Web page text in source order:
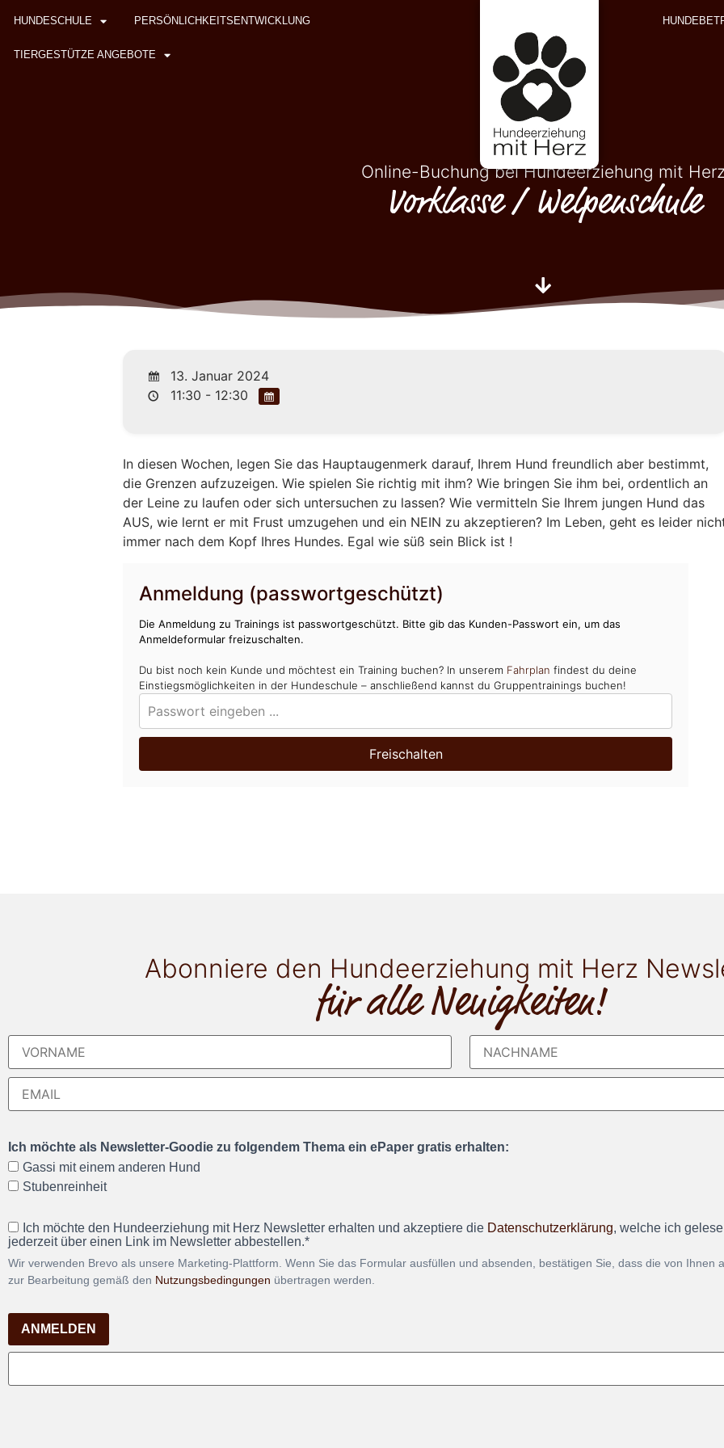
HUNDESCHULE PERSÖNLICHKEITSENTWICKLUNG
TIERGESTÜTZE ANGEBOTE
Online-Buchung bei Hundeerziehung mit
Vorklasse / Welpenschule
13. Januar 2024
11:30 - 12:30
In diesen Wochen, legen Sie das Hauptaugenmerk darauf, Ihrem Hund freundlich aber bestimmt,
die Grenzen aufzuzeigen. Wie spielen Sie richtig mit ihm? Wie bringen Sie ihm bei, ordentlich an
der Leine zu laufen oder sich untersuchen zu lassen? Wie vermitteln Sie Ihrem jungen Hund das
AUS, wie lernt er mit Frust umzugehen und ein NEIN zu akzeptieren? Im Leben, geht es leider
immer nach dem Kopf Ihres Hundes. Egal wie süß sein Blick ist !
Anmeldung (passwortgeschützt)
Die Anmeldung zu Trainings ist passwortgeschützt. Bitte gib das Kunden-Passwort ein, um das
Anmeldeformular freizuschalten.
Du bist noch kein Kunde und möchtest ein Training buchen? In unserem Fahrplan findest du deine
Einstiegsmöglichkeiten in der Hundeschule – anschließend kannst du Gruppentrainings buchen!
Freischalten
Abonniere den Hundeerziehung mit Herz
für alle Neuigkeiten!
Ich möchte als Newsletter-Goodie zu folgendem Thema ein ePaper gratis erhalten:
Gassi mit einem anderen Hund
Stubenreinheit
Ich möchte den Hundeerziehung mit Herz Newsletter erhalten und akzeptiere die Datenschutzerklärung, welche ich
jederzeit über einen Link im Newsletter abbestellen.*
Wir verwenden Brevo als unsere Marketing-Plattform. Wenn Sie das Formular ausfüllen und absenden, bestätigen Sie, dass die von Ihnen
zur Bearbeitung gemäß den Nutzungsbedingungen übertragen werden.
ANMELDEN